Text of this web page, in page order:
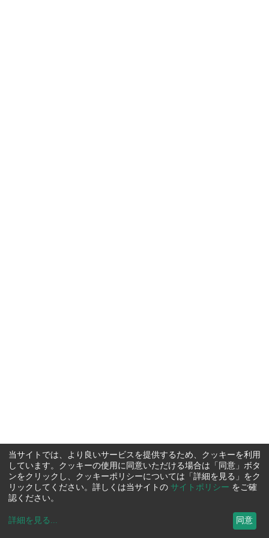
当サイトでは、より良いサービスを提供するため、クッキーを利用
しています。クッキーの使用に同意いただける場合は「同意」ボタ
ンをクリックし、クッキーポリシーについては「詳細を見る」をク
リックしてください。詳しくは当サイトの サイトポリシー をご確
認ください。
詳細を見る ... 同意